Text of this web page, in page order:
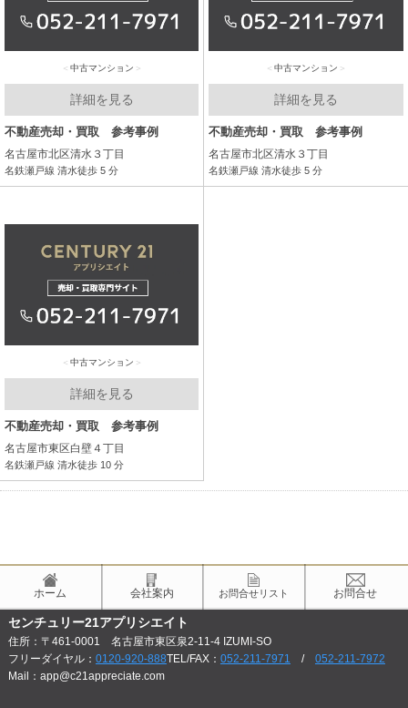
中古マンション
詳細を見る
不動産売却・買取 参考事例
名古屋市北区清水３丁目
名鉄瀬戸線 清水徒歩 5 分
中古マンション
詳細を見る
不動産売却・買取 参考事例
名古屋市北区清水３丁目
名鉄瀬戸線 清水徒歩 5 分
中古マンション
詳細を見る
不動産売却・買取 参考事例
名古屋市東区白壁４丁目
名鉄瀬戸線 清水徒歩 10 分
ホーム 会社案内 お問合せリスト お問合せ
センチュリー21アプリシエイト
住所：〒461-0001 名古屋市東区泉2-11-4 IZUMI-SO
フリーダイヤル： 0120-920-888TEL/FAX： 052-211-7971 / 052-211-7972
Mail：app@c21appreciate.com